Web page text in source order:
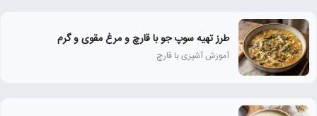
طرز تهیه سوپ جو با قارچ و مرغ مقوی و گرم
آموزش آشپزی با قارچ